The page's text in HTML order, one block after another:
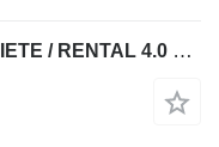
LiuGong 856 HE vollelektrisch, MIETE / RENTAL 4.0 cbm